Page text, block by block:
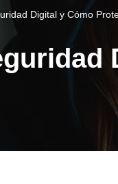
Digital y Cómo